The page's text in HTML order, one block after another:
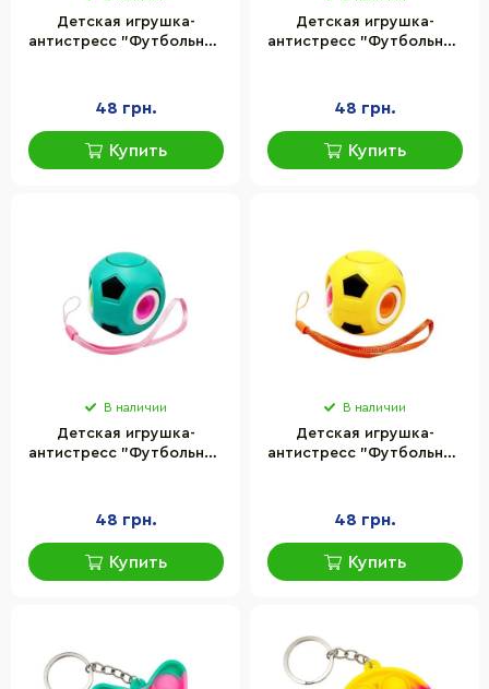
Детская игрушка-
антистресс "Футбольный
48 грн.
Купить
Детская игрушка-
антистресс "Футбольный
48 грн.
Купить
В наличии
Детская игрушка-
антистресс "Футбольный
48 грн.
Купить
В наличии
Детская игрушка-
антистресс "Футбольный
48 грн.
Купить